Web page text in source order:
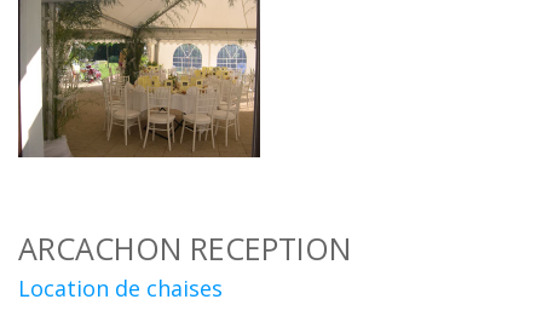
ARCACHON RECEPTION
Location de chaises